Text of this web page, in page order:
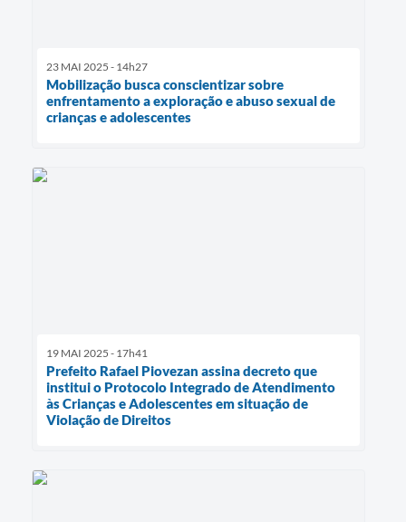
23 MAI 2025 - 14h27
Mobilização busca conscientizar sobre
enfrentamento a exploração e abuso sexual de
crianças e adolescentes
19 MAI 2025 - 17h41
Prefeito Rafael Piovezan assina decreto que
institui o Protocolo Integrado de Atendimento
às Crianças e Adolescentes em situação de
Violação de Direitos